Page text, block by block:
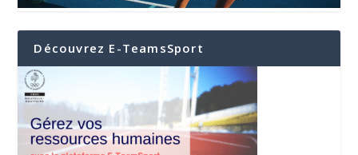
Découvrez E-TeamsSport